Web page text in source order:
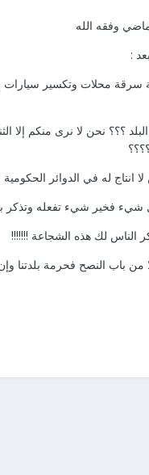
وفقه الله
:
سرقة محلات وتكسير
؟؟؟ نحن لا نرى منكم
انتاج له في الدوائر
شيء فخير شيء تفعله
الناس لك هذه الشجاعة !!!!!!!
من باب النصح فحرمة بلدتنا